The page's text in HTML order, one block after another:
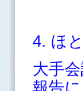
4. ほ
大手
報告